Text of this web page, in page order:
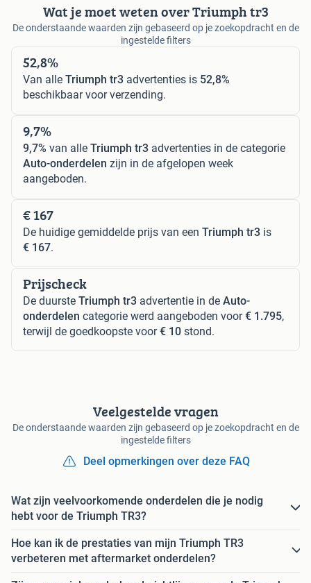
Wat je moet weten over Triumph tr3
De onderstaande waarden zijn gebaseerd op je zoekopdracht en de
ingestelde filters
52,8%
Van alle Triumph tr3 advertenties is 52,8%
beschikbaar voor verzending.
9,7%
9,7% van alle Triumph tr3 advertenties in de categorie
Auto-onderdelen zijn in de afgelopen week
aangeboden.
€ 167
De huidige gemiddelde prijs van een Triumph tr3 is
€ 167.
Prijscheck
De duurste Triumph tr3 advertentie in de Auto-
onderdelen categorie werd aangeboden voor€ 1.795,
terwijl de goedkoopste voor€ 10 stond.
Veelgestelde vragen
De onderstaande waarden zijn gebaseerd op je zoekopdracht en de
ingestelde filters
Deel opmerkingen over deze FAQ
Wat zijn veelvoorkomende onderdelen die je nodig
hebt voor de Triumph TR3?
Hoe kan ik de prestaties van mijn Triumph TR3
verbeteren met aftermarket onderdelen?